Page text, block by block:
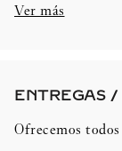
Ver más
ENTREGAS /
Ofrecemos